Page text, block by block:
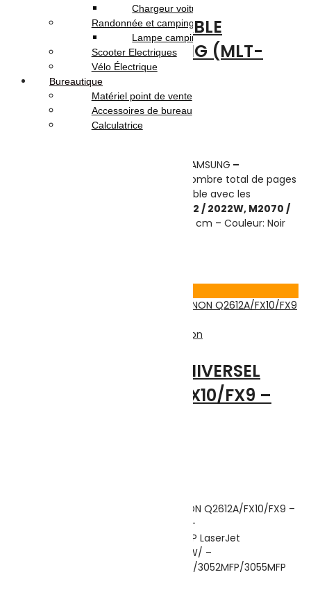
TONER LASER ADAPTABLE
COMPATIBLE SAMSUNG (MLT-
D111S) – NOIR
sur 5
Toner Laser Adaptable Compatible SAMSUNG –
Nombre total de pages
– Compatible avec les
M2020 / 2020W, M2022 / 2022W, M2070 /
Dimensions:15,8 x 32,6 x 10,8 cm – Couleur: Noir
Impression
TONER ADAPTABLE UNIVERSEL
HP/CANON Q2612A/FX10/FX9 –
TONER ADAPTABLE UNIVERSEL HP/CANON Q2612A/FX10/FX9 –
NOIR – Compatible avec : Canon Fax-
L100/L120/MF4120/4122/4130/4150 – HP LaserJet
1010/1012/1015/1020/1022/1022N/1022NW/ –
3015MFP/3020MFP/3030MFP/3050MFP/3052MFP/3055MFP
Chargeur voiture
Randonnée et camping
Lampe camping
Scooter Electriques
Vélo Électrique
Bureautique
Matériel point de vente
Accessoires de bureau
Calculatrice